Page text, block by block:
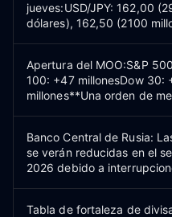
jueves:USD/JPY: 162,00
dólares), 162,50 (2100
Apertura del MOO:S&P
100: +47 millonesDow 30:
millones**Una orden de
Banco Central de Rusia:
se verán reducidas en el
2026 debido a
Tabla de fortaleza de